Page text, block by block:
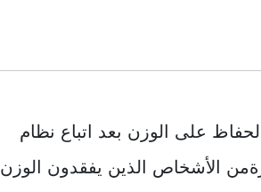
على الوزن بعد اتباع نظام
الأشخاص الذين يفقدون الوزن